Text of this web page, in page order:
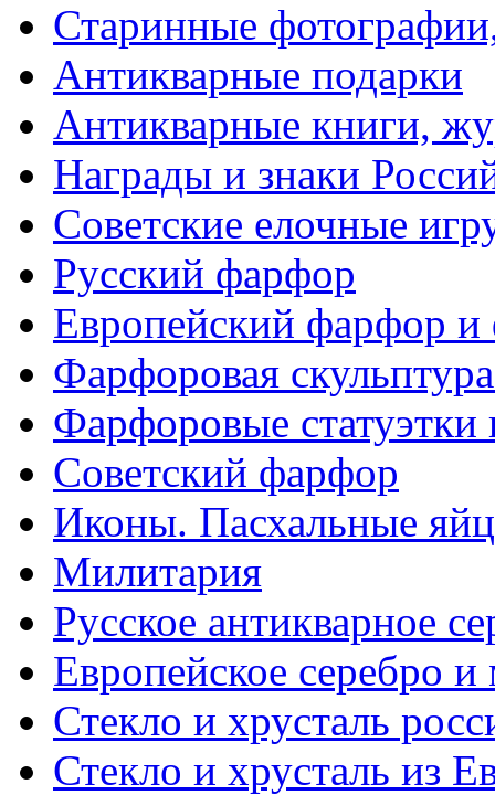
Старинные
Антикварные подарки
Антикварные книги,
Награды и знаки
Советские елочные
Русский фарфор
Европейский фарфор и
Фарфоровая
Фарфоровые
Советский фарфор
Иконы. Пасхальные
Милитария
Русское антикварное
Европейское серебро
Стекло и хрусталь
Стекло и хрусталь из